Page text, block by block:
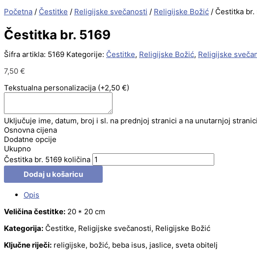
Početna / Čestitke / Religijske svečanosti / Religijske Božić / Čestitka br.
Čestitka br. 5169
Šifra artikla: 5169 Kategorije: Čestitke, Religijske Božić, Religijske
7,50 €
Tekstualna personalizacija (+2,50 €)
Uključuje ime, datum, broj i sl. na prednjoj stranici a na unutarnjoj
Osnovna cijena
Dodatne opcije
Ukupno
Čestitka br. 5169 količina
Dodaj u košaricu
Opis
Veličina čestitke: 20 * 20 cm
Kategorija: Čestitke, Religijske svečanosti, Religijske Božić
Ključne riječi: religijske, božić, beba isus, jaslice, sveta obitelj